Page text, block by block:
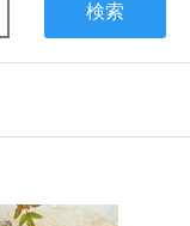
検索